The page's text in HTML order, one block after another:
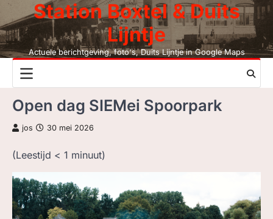
Skip
to
content
Station Boxtel & Duits
Lijntje
Actuele berichtgeving, foto's, Duits Lijntje in Google Maps
DUITS LIJNTJE
CONTACT
Open dag SIEMei Spoorpark
jos 30 mei 2026
(Leestijd < 1 minuut)